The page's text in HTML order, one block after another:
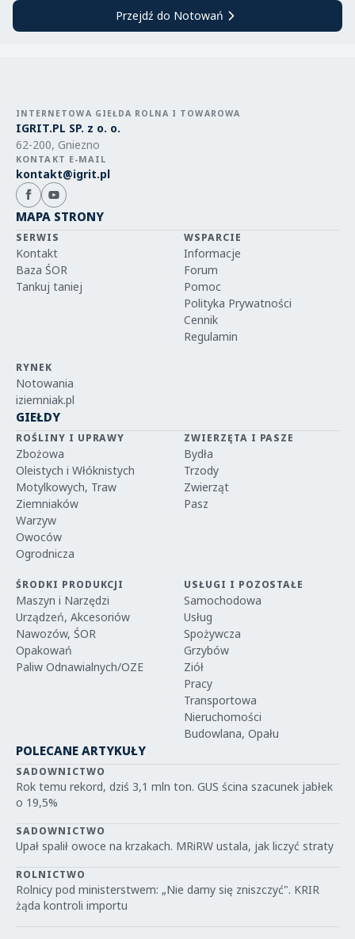
Przejdź do Notowań
INTERNETOWA GIEŁDA ROLNA I TOWAROWA
IGRIT.PL SP. z o. o.
62-200, Gniezno
KONTAKT E-MAIL
kontakt@igrit.pl
MAPA STRONY
SERWIS
Kontakt
Baza ŚOR
Tankuj taniej
WSPARCIE
Informacje
Forum
Pomoc
Polityka Prywatności
Cennik
Regulamin
RYNEK
Notowania
iziemniak.pl
GIEŁDY
ROŚLINY I UPRAWY
Zbożowa
Oleistych i Włóknistych
Motylkowych, Traw
Ziemniaków
Warzyw
Owoców
Ogrodnicza
ZWIERZĘTA I PASZE
Bydła
Trzody
Zwierząt
Pasz
ŚRODKI PRODUKCJI
Maszyn i Narzędzi
Urządzeń, Akcesoriów
Nawozów, ŚOR
Opakowań
Paliw Odnawialnych/OZE
USŁUGI I POZOSTAŁE
Samochodowa
Usług
Spożywcza
Grzybów
Ziół
Pracy
Transportowa
Nieruchomości
Budowlana, Opału
POLECANE ARTYKUŁY
SADOWNICTWO
Rok temu rekord, dziś 3,1 mln ton. GUS ścina szacunek jabłek
o 19,5%
SADOWNICTWO
Upał spalił owoce na krzakach. MRiRW ustala, jak liczyć straty
ROLNICTWO
Rolnicy pod ministerstwem: „Nie damy się zniszczyć". KRIR
żąda kontroli importu